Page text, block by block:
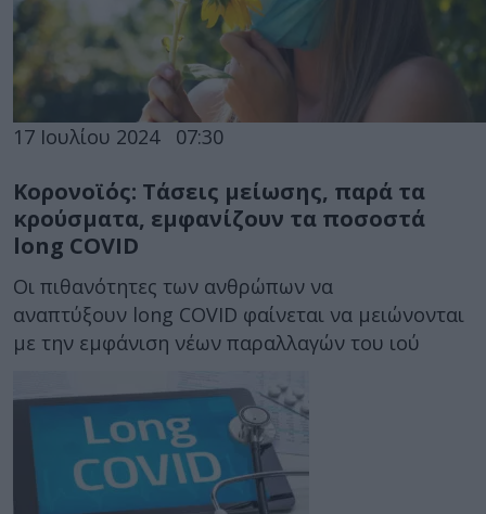
17 Ιουλίου 2024 07:30
Κορονοϊός: Τάσεις μείωσης, παρά τα
κρούσματα, εμφανίζουν τα ποσοστά
long COVID
Οι πιθανότητες των ανθρώπων να
αναπτύξουν long COVID φαίνεται να μειώνονται
με την εμφάνιση νέων παραλλαγών του ιού